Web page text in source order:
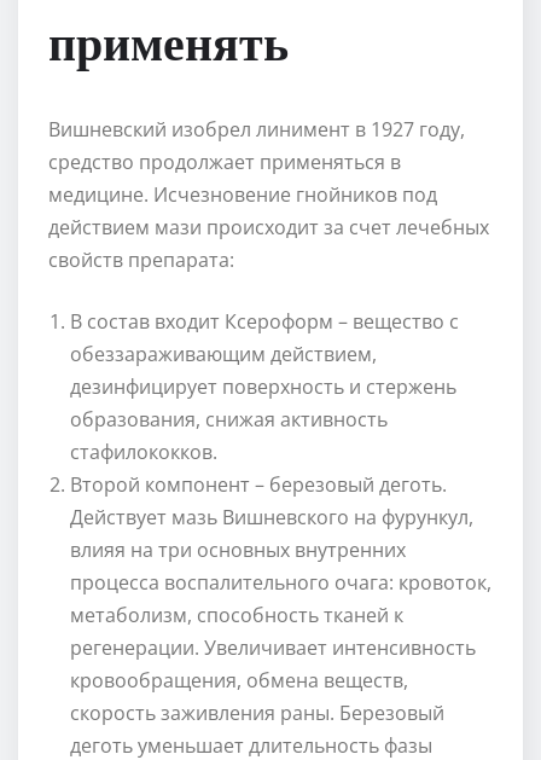
применять
Вишневский изобрел линимент в 1927 году,
средство продолжает применяться в
медицине. Исчезновение гнойников под
действием мази происходит за счет лечебных
свойств препарата:
В состав входит Ксероформ – вещество с
обеззараживающим действием,
дезинфицирует поверхность и стержень
образования, снижая активность
стафилококков.
Второй компонент – березовый деготь.
Действует мазь Вишневского на фурункул,
влияя на три основных внутренних
процесса воспалительного очага: кровоток,
метаболизм, способность тканей к
регенерации. Увеличивает интенсивность
кровообращения, обмена веществ,
скорость заживления раны. Березовый
деготь уменьшает длительность фазы